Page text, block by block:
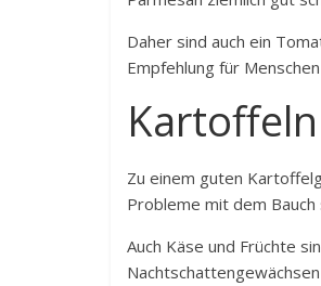
Daher sind auch ein
Empfehlung für
Zu einem guten
Probleme mit dem
Auch Käse und Früchte